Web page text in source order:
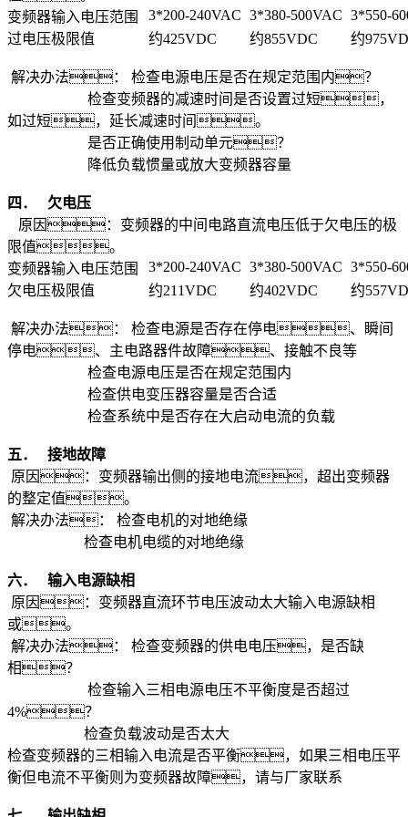
变频器输入电压范围
3*200-240VAC 3*380-500VAC 3*550-
过电压极限值
约425VDC 约855VDC 约
解决办法： 检查电源电压是否在规定范围内？
检查变频器的减速时间是否设置过短，
如过短，延长减速时间。
是否正确使用制动单元？
降低负载惯量或放大变频器容量
四． 欠电压
原因：变频器的中间电路直流电压低于欠电压的极
限值。
变频器输入电压范围
3*200-240VAC 3*380-500VAC 3*550-
欠电压极限值
约211VDC 约402VDC 约
解决办法： 检查电源是否存在停电、瞬间
停电、主电路器件故障、接触不良等
检查电源电压是否在规定范围内
检查供电变压器容量是否合适
检查系统中是否存在大启动电流的负载
五． 接地故障
原因：变频器输出侧的接地电流，超出变频器
的整定值。
解决办法： 检查电机的对地绝缘
检查电机电缆的对地绝缘
六． 输入电源缺相
原因：变频器直流环节电压波动太大输入电源缺相
或。
解决办法： 检查变频器的供电电压，是否缺
相？
检查输入三相电源电压不平衡度是否超过
4%？
检查负载波动是否太大
检查变频器的三相输入电流是否平衡，如果三相电压平
衡但电流不平衡则为变频器故障，请与厂家联系